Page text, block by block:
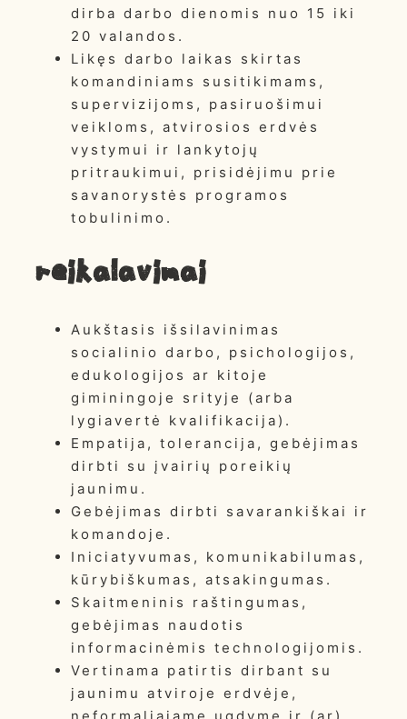
dirba darbo dienomis nuo 15 iki
20 valandos.
Likęs darbo laikas skirtas
komandiniams susitikimams,
supervizijoms, pasiruošimui
veikloms, atvirosios erdvės
vystymui ir lankytojų
pritraukimui, prisidėjimu prie
savanorystės programos
tobulinimo.
Reikalavimai
Aukštasis išsilavinimas
socialinio darbo, psichologijos,
edukologijos ar kitoje
giminingoje srityje (arba
lygiavertė kvalifikacija).
Empatija, tolerancija, gebėjimas
dirbti su įvairių poreikių
jaunimu.
Gebėjimas dirbti savarankiškai ir
komandoje.
Iniciatyvumas, komunikabilumas,
kūrybiškumas, atsakingumas.
Skaitmeninis raštingumas,
gebėjimas naudotis
informacinėmis technologijomis.
Vertinama patirtis dirbant su
jaunimu atviroje erdvėje,